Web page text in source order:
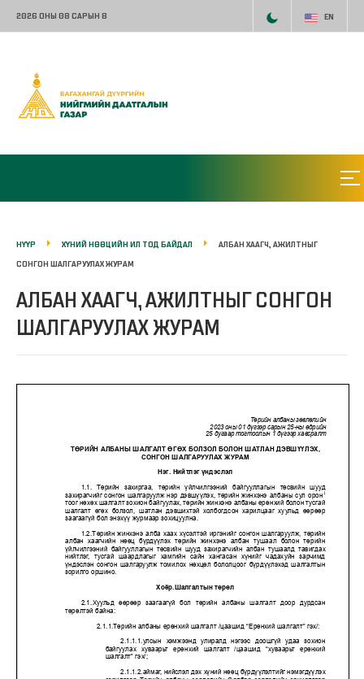
2026 ОНЫ 08 САРЫН 8 EN
НҮҮР ХҮНИЙ НӨӨЦИЙН ИЛ ТОД БАЙДАЛ
АЛБАН ХААГЧ, АЖИЛТНЫГ
СОНГОН ШАЛГАРУУЛАХ ЖУРАМ
АЛБАН ХААГЧ, АЖИЛТНЫГ СОНГОН
ШАЛГАРУУЛАХ ЖУРАМ